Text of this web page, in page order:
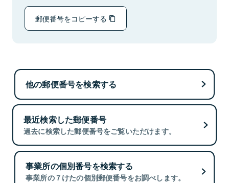
郵便番号をコピーする
他の郵便番号を検索する
最近検索した郵便番号
過去に検索した郵便番号をご覧いただけます。
事業所の個別番号を検索する
事業所の７けたの個別郵便番号をお調べします。